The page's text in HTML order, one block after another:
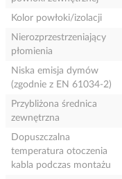
Kolor powłoki/izolacji
Nierozprzestrzeniający
płomienia
Niska emisja dymów
(zgodnie z EN 61034-2)
Przybliżona średnica
zewnętrzna
Dopuszczalna
temperatura otoczenia
kabla podczas montażu